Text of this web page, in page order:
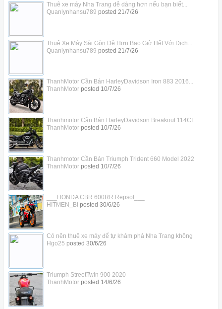
Thuê xe máy Nha Trang dễ dàng hơn nếu bạn biết...
Quanlynhansu789 posted 21/7/26
Thuê Xe Máy Sài Gòn Dễ Hơn Bao Giờ Hết Với Dịch...
Quanlynhansu789 posted 21/7/26
ThanhMotor Cần Bán HarleyDavidson Iron 883 2016...
ThanhMotorposted 10/7/26
Thanhmotor Cần Bán HarleyDavidson Breakout 114CI
ThanhMotorposted 10/7/26
Thanhmotor Cần Bán Triumph Trident 660 Model 2022
ThanhMotorposted 10/7/26
___HONDA CBR 600RR Repsol___
HITMEN_Bi posted 30/6/26
Có nên thuê xe máy để tự khám phá Nha Trang không
Hgo25 posted 30/6/26
Triumph StreetTwin 900 2020
ThanhMotorposted 14/6/26